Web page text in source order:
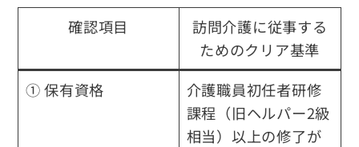
確認項目
訪問介護に従事する
ためのクリア基準
① 保有資格
介護職員初任者研修
課程 （旧ヘルパー2級
相当）以上の修了が